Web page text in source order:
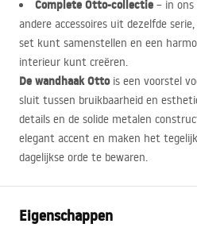
Complete Otto-collectie – in
andere accessoires uit dezelfde
set kunt samenstellen en een
interieur kunt creëren.
De wandhaak Ottois een voorstel
sluit tussen bruikbaarheid en
details en de solide metalen
elegant accent en maken het
dagelijkse orde te bewaren.
Eigenschappen